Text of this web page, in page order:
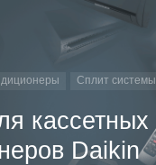
Сплит системы
кассетных
Daikin